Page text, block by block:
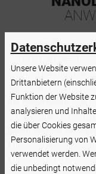
Nachdem Sie die
sich vergewissert
befinden, sollten Sie
vorher verwendete
die Klebrigkeitund
das
jeden Abend
Wimpern vor
Wimpernstylings.
Unsere Website
Drittanbietern
Funktion der Website
analysieren und
die über Cookies
Personalisierung von
verwendet werden.
die unbedingt